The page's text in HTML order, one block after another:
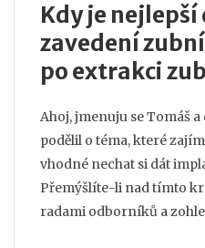
Kdy je nejlepší
zavedení
po extrakci
Ahoj, jmenuju se Tomáš
podělil o téma, které
vhodné nechat si dát
Přemýšlíte-li nad tímto
radami odborníků a